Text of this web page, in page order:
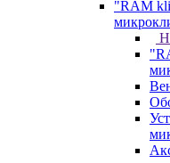
"RAM